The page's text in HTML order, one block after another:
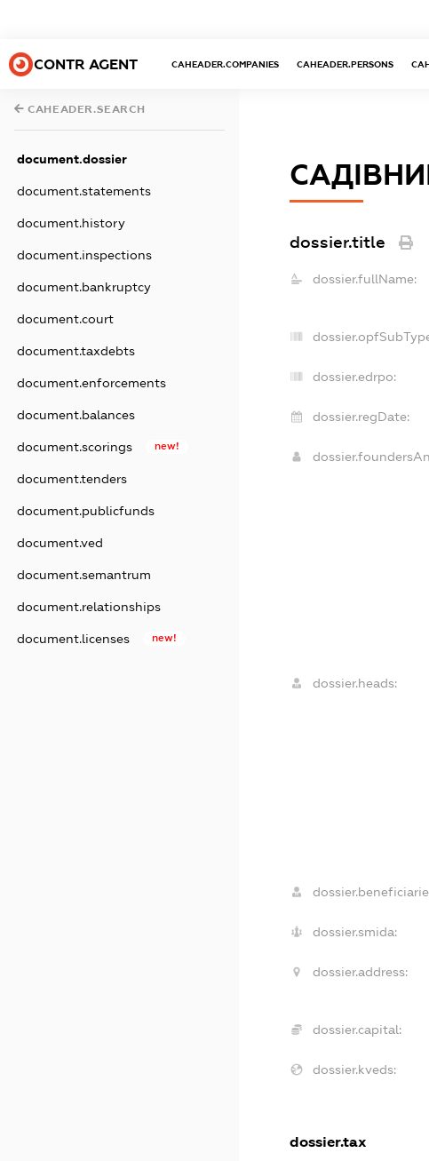
CONTR AGENT CAHEADER.COMPANIES CAHEADER.PERSONS
CAHEADER.SEARCH
document.dossier
document.statements
document.history
document.inspections
document.bankruptcy
document.court
document.taxdebts
document.enforcements
document.balances
document.scorings new!
document.tenders
document.publicfunds
document.ved
document.semantrum
document.relationships
document.licenses new!
dossier.title
dossier.fullName:
dossier.edrpo:
dossier.regDate:
dossier.heads:
dossier.smida:
dossier.address:
dossier.capital:
dossier.kveds:
dossier.tax